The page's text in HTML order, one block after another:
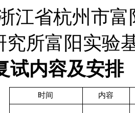
江省杭州市
究所富阳实验
试内容及安排
时间 内容